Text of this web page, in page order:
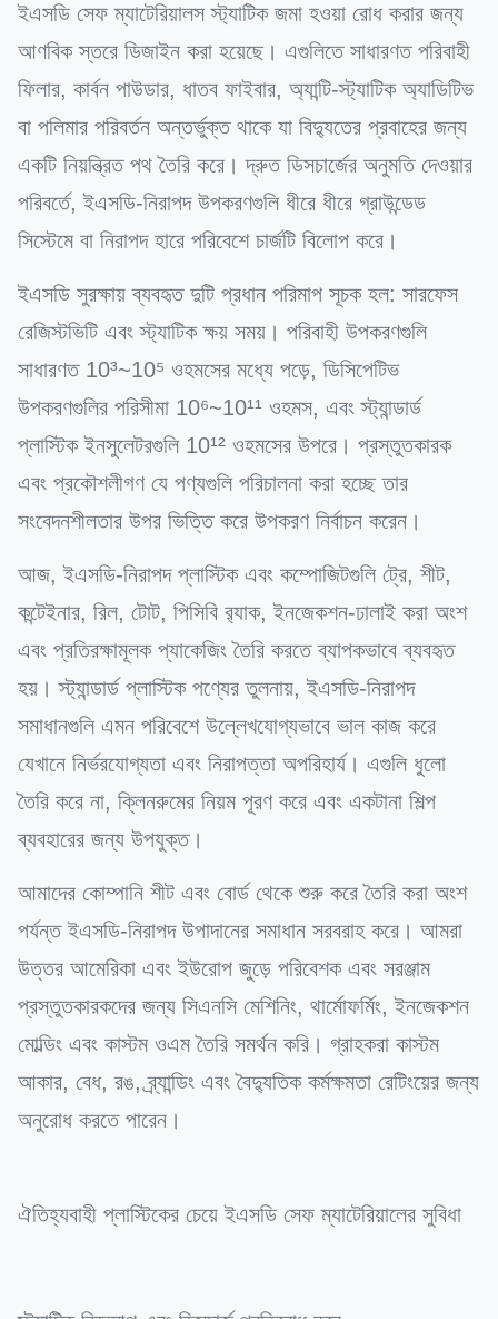
ইএসডি সেফ ম্যাটেরিয়ালস স্ট্যাটিক জমা হওয়া রোধ করার জন্য
আণবিক স্তরে ডিজাইন করা হয়েছে। এগুলিতে সাধারণত পরিবাহী
ফিলার, কার্বন পাউডার, ধাতব ফাইবার, অ্যান্টি-স্ট্যাটিক অ্যাডিটিভ
বা পলিমার পরিবর্তন অন্তর্ভুক্ত থাকে যা বিদ্যুতের প্রবাহের জন্য
একটি নিয়ন্ত্রিত পথ তৈরি করে। দ্রুত ডিসচার্জের অনুমতি দেওয়ার
পরিবর্তে, ইএসডি-নিরাপদ উপকরণগুলি ধীরে ধীরে গ্রাউন্ডেড
সিস্টেমে বা নিরাপদ হারে পরিবেশে চার্জটি বিলোপ করে।
ইএসডি সুরক্ষায় ব্যবহৃত দুটি প্রধান পরিমাপ সূচক হল: সারফেস
রেজিস্টভিটি এবং স্ট্যাটিক ক্ষয় সময়। পরিবাহী উপকরণগুলি
সাধারণত 10³~10⁵ ওহমসের মধ্যে পড়ে, ডিসিপেটিভ
উপকরণগুলির পরিসীমা 10⁶~10¹¹ ওহমস, এবং স্ট্যান্ডার্ড
প্লাস্টিক ইনসুলেটরগুলি 10¹² ওহমসের উপরে। প্রস্তুতকারক
এবং প্রকৌশলীগণ যে পণ্যগুলি পরিচালনা করা হচ্ছে তার
সংবেদনশীলতার উপর ভিত্তি করে উপকরণ নির্বাচন করেন।
আজ, ইএসডি-নিরাপদ প্লাস্টিক এবং কম্পোজিটগুলি ট্রে, শীট,
কন্টেইনার, রিল, টোট, পিসিবি র‍্যাক, ইনজেকশন-ঢালাই করা অংশ
এবং প্রতিরক্ষামূলক প্যাকেজিং তৈরি করতে ব্যাপকভাবে ব্যবহৃত
হয়। স্ট্যান্ডার্ড প্লাস্টিক পণ্যের তুলনায়, ইএসডি-নিরাপদ
সমাধানগুলি এমন পরিবেশে উল্লেখযোগ্যভাবে ভাল কাজ করে
যেখানে নির্ভরযোগ্যতা এবং নিরাপত্তা অপরিহার্য। এগুলি ধুলো
তৈরি করে না, ক্লিনরুমের নিয়ম পূরণ করে এবং একটানা শিল্প
ব্যবহারের জন্য উপযুক্ত।
আমাদের কোম্পানি শীট এবং বোর্ড থেকে শুরু করে তৈরি করা অংশ
পর্যন্ত ইএসডি-নিরাপদ উপাদানের সমাধান সরবরাহ করে। আমরা
উত্তর আমেরিকা এবং ইউরোপ জুড়ে পরিবেশক এবং সরঞ্জাম
প্রস্তুতকারকদের জন্য সিএনসি মেশিনিং, থার্মোফর্মিং, ইনজেকশন
মোল্ডিং এবং কাস্টম ওএম তৈরি সমর্থন করি। গ্রাহকরা কাস্টম
আকার, বেধ, রঙ, ব্র্যান্ডিং এবং বৈদ্যুতিক কর্মক্ষমতা রেটিংয়ের জন্য
অনুরোধ করতে পারেন।
ঐতিহ্যবাহী প্লাস্টিকের চেয়ে ইএসডি সেফ ম্যাটেরিয়ালের সুবিধা